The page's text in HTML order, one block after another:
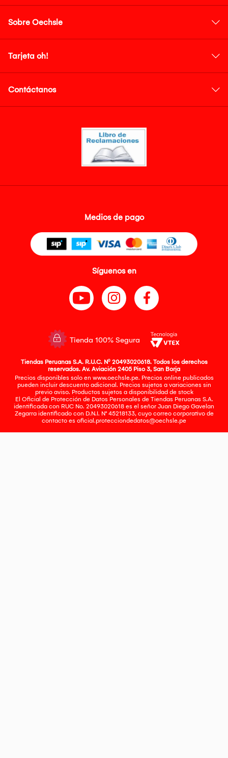
Sobre Oechsle
Tarjeta oh!
Contáctanos
Medios de pago
Síguenos en
Tienda 100% Segura
Tiendas Peruanas S.A. R.U.C. Nº 20493020618. Todos los derechos
reservados. Av. Aviación 2405 Piso 3, San Borja
Precios disponibles solo en www.oechsle.pe. Precios online publicados
pueden incluir descuento adicional. Precios sujetos a variaciones sin
previo aviso. Productos sujetos a disponibilidad de stock
El Oficial de Protección de Datos Personales de Tiendas Peruanas S.A.
identificada con RUC No. 20493020618 es el señor Juan Diego Gavelan
Zegarra identificado con D.N.I. N° 45218133, cuyo correo corporativo de
contacto es oficial.protecciondedatos@oechsle.pe